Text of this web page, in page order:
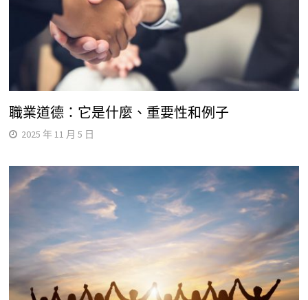
職業道德：它是什麼、重要性和例子
2025 年 11 月 5 日